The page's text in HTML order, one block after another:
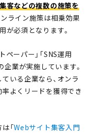
客などの複数の施策を
ライン施策は相乗効果
が必須となります。
ーパー」「SNS運用
業が実施しています。
いる企業なら、オンラ
よくリードを獲得でき
「Webサイト集客入門